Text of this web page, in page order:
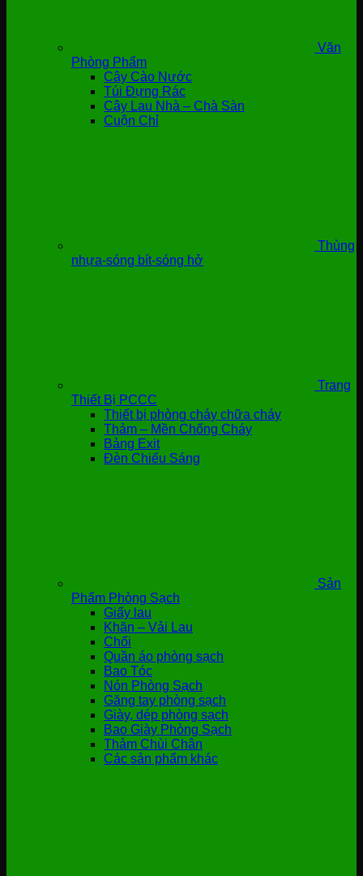
Văn
Phòng Phẩm
Cây Cào Nước
Túi Đựng Rác
Cây Lau Nhà – Chà Sàn
Cuộn Chỉ
Thùng
nhựa-sóng bít-sóng hở
Trang
Thiết Bị PCCC
Thiết bị phòng cháy chữa cháy
Thảm – Mền Chống Cháy
Bảng Exit
Đèn Chiếu Sáng
Sản
Phẩm Phòng Sạch
Giấy lau
Khăn – Vải Lau
Chổi
Quần áo phòng sạch
Bao Tóc
Nón Phòng Sạch
Găng tay phòng sạch
Giày, dép phòng sạch
Bao Giày Phòng Sạch
Thảm Chùi Chân
Các sản phẩm khác